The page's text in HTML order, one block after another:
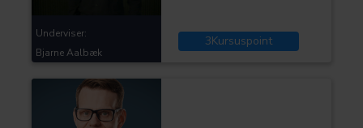
3Kursuspoint
Underviser:
Bjarne Aalbæk